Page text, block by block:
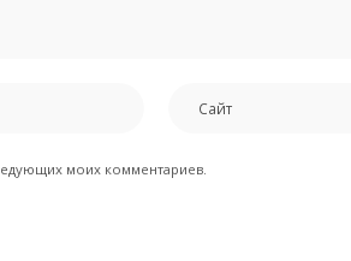
моих комментариев.